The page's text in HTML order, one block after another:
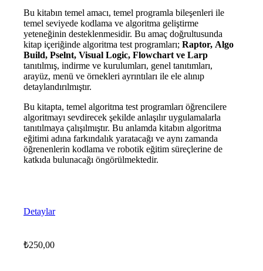
Bu kitabın temel amacı, temel programla bileşenleri ile
temel seviyede kodlama ve algoritma geliştirme
yeteneğinin desteklenmesidir. Bu amaç doğrultusunda
kitap içeriğinde algoritma test programları; Raptor, Algo
Build, Pselnt, Visual Logic, Flowchart ve Larp
tanıtılmış, indirme ve kurulumları, genel tanıtımları,
arayüz, menü ve örnekleri ayrıntıları ile ele alınıp
detaylandırılmıştır.
Bu kitapta, temel algoritma test programları öğrencilere
algoritmayı sevdirecek şekilde anlaşılır uygulamalarla
tanıtılmaya çalışılmıştır. Bu anlamda kitabın algoritma
eğitimi adına farkındalık yaratacağı ve aynı zamanda
öğrenenlerin kodlama ve robotik eğitim süreçlerine de
katkıda bulunacağı öngörülmektedir.
Detaylar
₺250,00